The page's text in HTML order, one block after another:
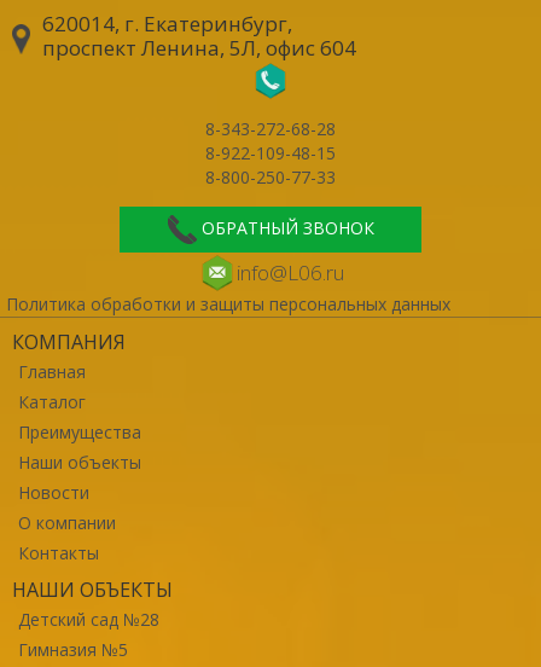
620014, г. Екатеринбург,
проспект Ленина, 5Л, офис 604
8-343-272-68-28
8-922-109-48-15
8-800-250-77-33
ОБРАТНЫЙ ЗВОНОК
info@L06.ru
Политика обработки и защиты персональных данных
КОМПАНИЯ
Главная
Каталог
Преимущества
Наши объекты
Новости
О компании
Контакты
НАШИ ОБЪЕКТЫ
Детский сад №28
Гимназия №5